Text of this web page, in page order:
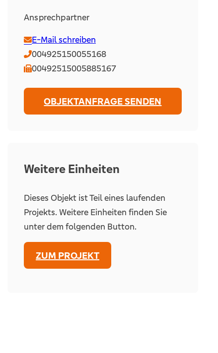
Ansprechpartner
E-Mail schreiben
004925150055168
00492515005885167
OBJEKTANFRAGE SENDEN
Weitere Einheiten
Dieses Objekt ist Teil eines laufenden
Projekts. Weitere Einheiten finden Sie
unter dem folgenden Button.
ZUM PROJEKT